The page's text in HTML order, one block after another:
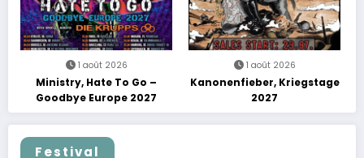
1 août 2026
Ministry, Hate To Go –
Goodbye Europe 2027
1 août 2026
Kanonenfieber, Kriegstage
2027
Festival